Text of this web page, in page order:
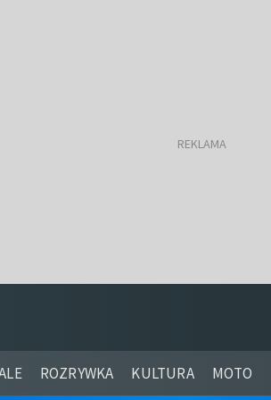
ROZRYWKA KULTURA MOTO